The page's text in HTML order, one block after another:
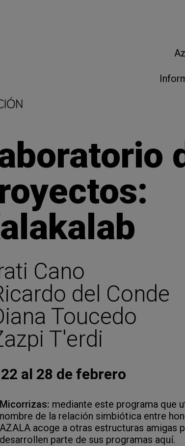
Cano
del Conde
Toucedo
T'erdi
al 28 de febrero
Micorrizas: mediante este programa que
nombre de la relación simbiótica entre
AZALA acoge a otras estructuras amigas
desarrollen parte de sus programas aquí.